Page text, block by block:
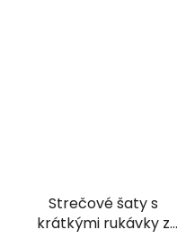
Strečové šaty s
krátkými rukávky z